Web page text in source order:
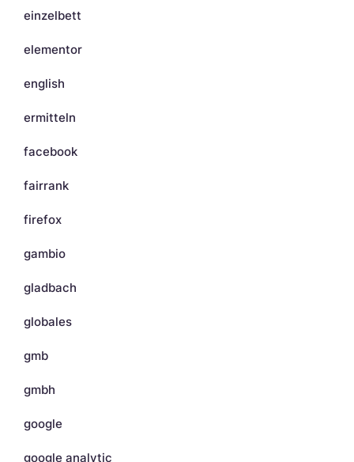
einzelbett
elementor
english
ermitteln
facebook
fairrank
firefox
gambio
gladbach
globales
gmb
gmbh
google
google analytic